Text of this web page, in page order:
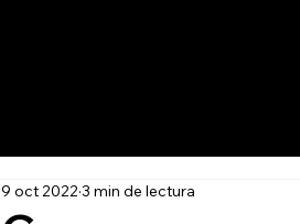
9 oct 2022 3 min de lectura